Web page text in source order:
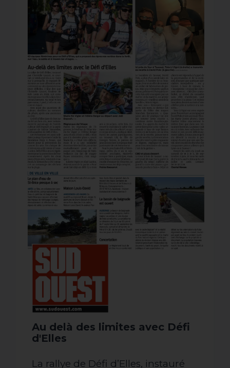
Au delà des limites avec Défi
d'Elles
La rallye de Défi d’Elles, instauré